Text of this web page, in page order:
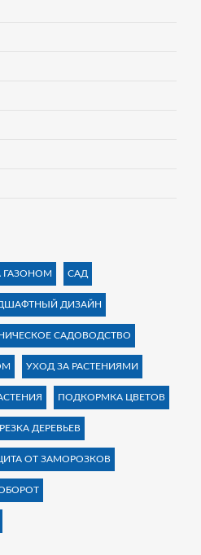
ГАЗОНОМ САД
ДИЗАЙН
САДОВОДСТВО
УХОД ЗА РАСТЕНИЯМИ
ПОДКОРМКА ЦВЕТОВ
ДЕРЕВЬЕВ
ОТ ЗАМОРОЗКОВ